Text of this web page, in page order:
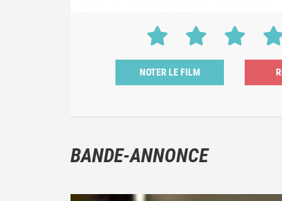
NOTER LE FILM
BANDE-ANNONCE